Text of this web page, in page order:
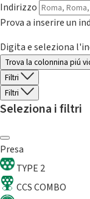
Indirizzo
Prova a inserire un
Digita e seleziona
Trova la colonnina piú
Filtri
Filtri
Seleziona i filtri
Presa
TYPE 2
CCS COMBO